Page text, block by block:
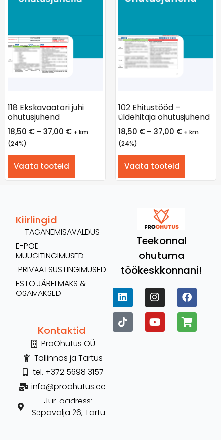
118 Ekskavaatori juhi
ohutusjuhend
18,50 € – 37,00 € + km
(24%)
Vaata tooteid
102 Ehitustööd –
üldehitaja ohutusjuhend
18,50 € – 37,00 € + km
(24%)
Vaata tooteid
Teekonnal
ohutuma
töökeskkonnani!
Kontaktid
ProOhutus OÜ
Tallinnas ja Tartus
tel. +372 5698 3157
info@proohutus.ee
Jur. aadress:
Sepavälja 26, Tartu
Kiirlingid
TAGANEMISAVALDUS
E-POE
MÜÜGITINGIMUSED
PRIVAATSUSTINGIMUSED
ESTO JÄRELMAKS &
OSAMAKSED